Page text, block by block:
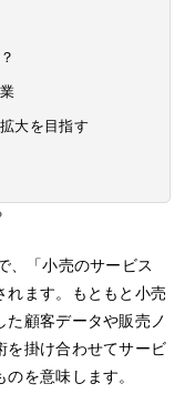
大を目指す
、「小売のサービス
れます。もともと小売
顧客データや販売ノ
を掛け合わせてサービ
を意味します。